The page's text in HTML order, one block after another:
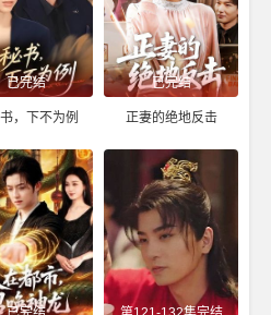
已完结
，下不为例
已完结
正妻的绝地反击